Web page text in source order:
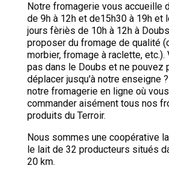
Notre fromagerie vous accueille
de 9h à 12h et de15h30 à 19h et
jours fèriès de 10h à 12h à
proposer du fromage de qualité
morbier, fromage à raclette, etc.).
pas dans le Doubs et ne pouvez
déplacer jusqu'à notre enseigne
notre fromagerie en ligne où
commander aisément tous nos
produits du Terroir.
Nous sommes une coopérative
le lait de 32 producteurs situés
20 km.